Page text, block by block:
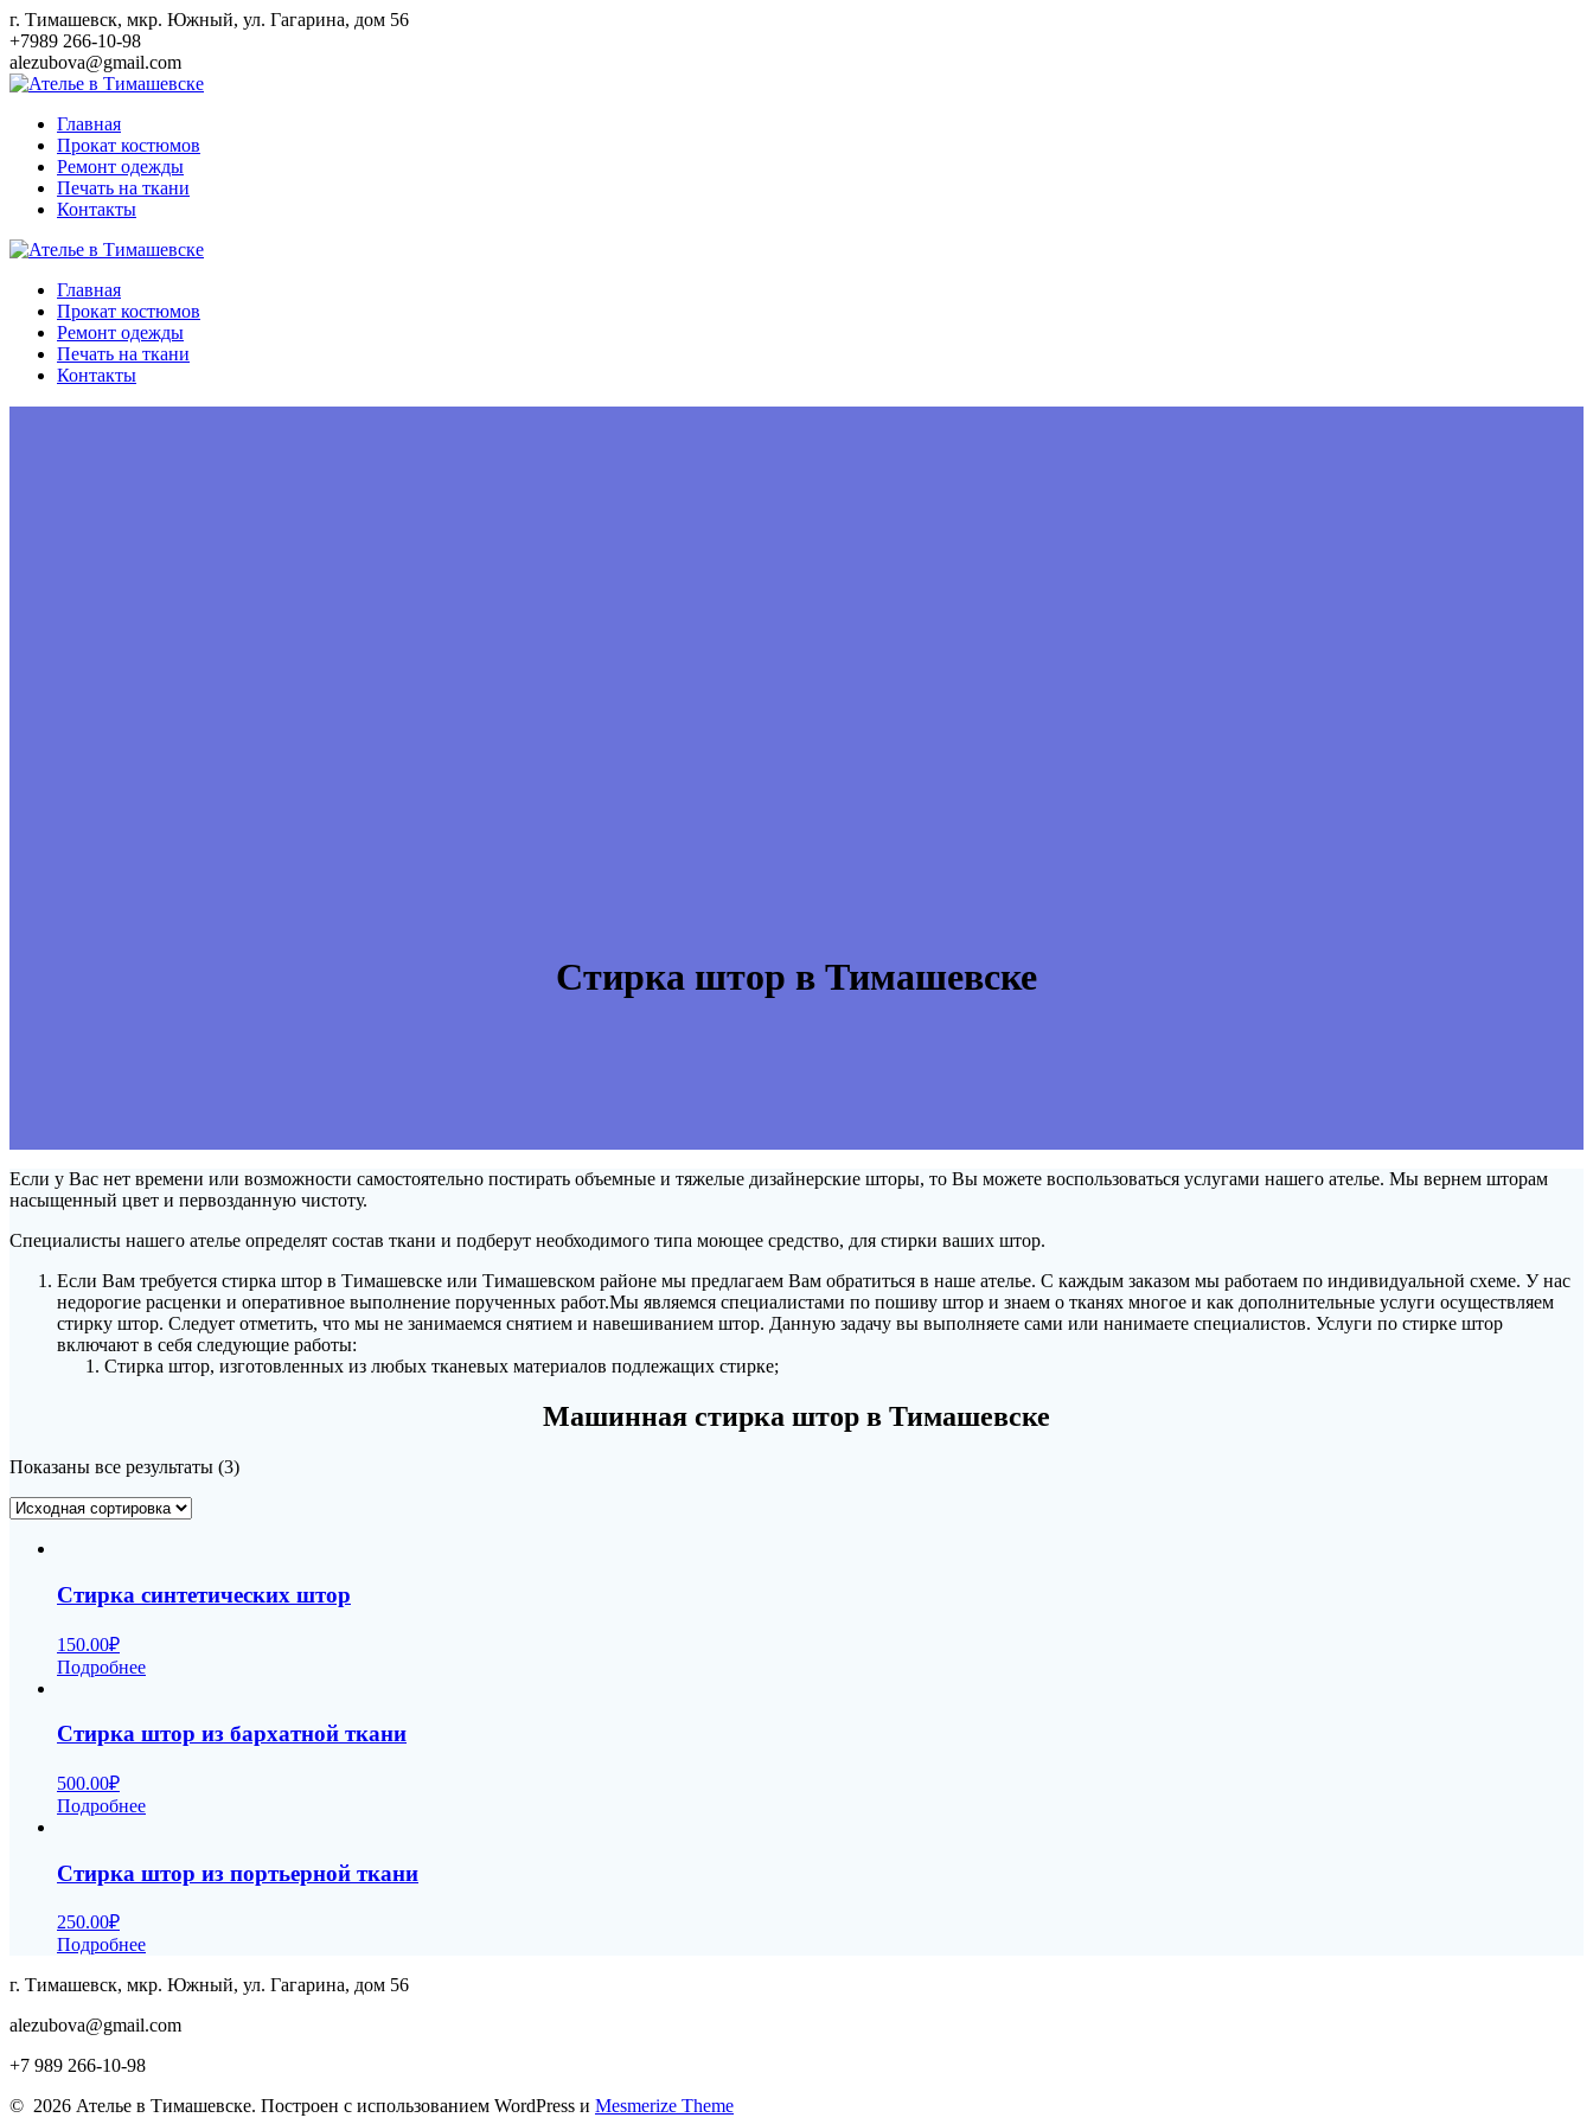
Перейти
к
контенту
г. Тимашевск, мкр. Южный, ул. Гагарина, дом 56
+7989 266-10-98
alezubova@gmail.com
Главная
Прокат костюмов
Ремонт одежды
Печать на ткани
Контакты
Главная
Прокат костюмов
Ремонт одежды
Печать на ткани
Контакты
Стирка штор в Тимашевске
Если у Вас нет времени или возможности самостоятельно постирать объемные и тяжелые дизайнерские шторы, то Вы можете воспользоваться услугами нашего ателье. Мы вернем шторам
насыщенный цвет и первозданную чистоту.
Специалисты нашего ателье определят состав ткани и подберут необходимого типа моющее средство, для стирки ваших штор.
Если Вам требуется стирка штор в Тимашевске или Тимашевском районе мы предлагаем Вам обратиться в наше ателье. С каждым заказом мы работаем по индивидуальной схеме. У нас
недорогие расценки и оперативное выполнение порученных работ.Мы являемся специалистами по пошиву штор и знаем о тканях многое и как дополнительные услуги осуществляем
стирку штор. Следует отметить, что мы не занимаемся снятием и навешиванием штор. Данную задачу вы выполняете сами или нанимаете специалистов. Услуги по стирке штор
включают в себя следующие работы:
Стирка штор, изготовленных из любых тканевых материалов подлежащих стирке;
Машинная стирка штор в Тимашевске
Показаны все результаты (3)
Стирка синтетических штор
150.00₽
Подробнее
Стирка штор из бархатной ткани
500.00₽
Подробнее
Стирка штор из портьерной ткани
250.00₽
Подробнее
г. Тимашевск, мкр. Южный, ул. Гагарина, дом 56
alezubova@gmail.com
+7 989 266-10-98
© 2026 Ателье в Тимашевске. Построен с использованием WordPress и Mesmerize Theme